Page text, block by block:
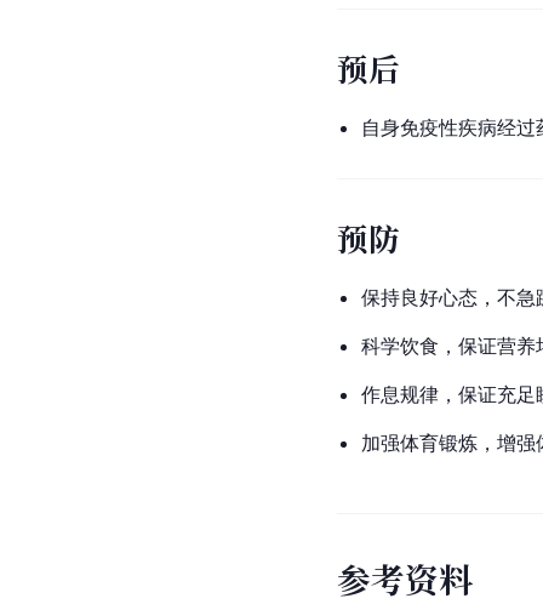
预后
自身免疫性疾病经
预防
保持良好心态，不
科学饮食，保证营养
作息规律，保证充
加强体育锻炼，增强
参考资料